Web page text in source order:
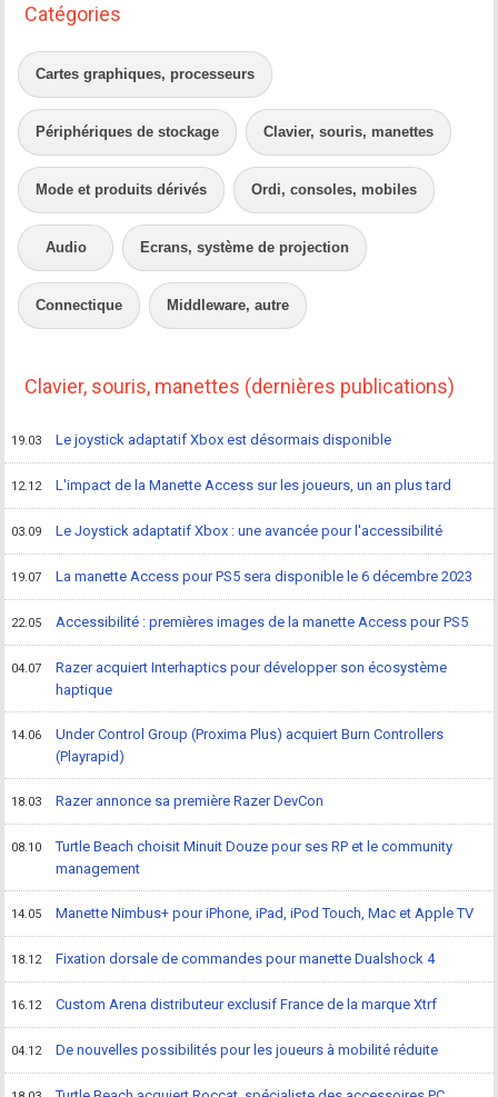
Catégories
Cartes graphiques, processeurs
Périphériques de stockage Clavier, souris, manettes
Mode et produits dérivés Ordi, consoles, mobiles
Audio Ecrans, système de projection
Connectique Middleware, autre
Clavier, souris, manettes (dernières publications)
19.03 Le joystick adaptatif Xbox est désormais disponible
12.12 L'impact de la Manette Access sur les joueurs, un an plus tard
03.09 Le Joystick adaptatif Xbox : une avancée pour l'accessibilité
19.07 La manette Access pour PS5 sera disponible le 6 décembre 2023
22.05 Accessibilité : premières images de la manette Access pour PS5
04.07
Razer acquiert Interhaptics pour développer son écosystème
haptique
14.06
Under Control Group (Proxima Plus) acquiert Burn Controllers
(Playrapid)
18.03 Razer annonce sa première Razer DevCon
08.10
Turtle Beach choisit Minuit Douze pour ses RP et le community
management
14.05 Manette Nimbus+ pour iPhone, iPad, iPod Touch, Mac et Apple TV
18.12 Fixation dorsale de commandes pour manette Dualshock 4
16.12 Custom Arena distributeur exclusif France de la marque Xtrf
04.12 De nouvelles possibilités pour les joueurs à mobilité réduite